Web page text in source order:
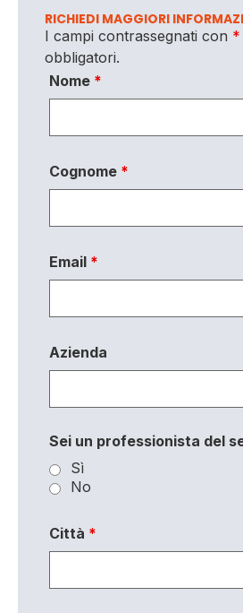
RICHIEDI MAGGIORI
I campi contrassegnati con *
obbligatori.
Nome *
Cognome *
Email *
Azienda
Sei un professionista del
Sì
No
Città *